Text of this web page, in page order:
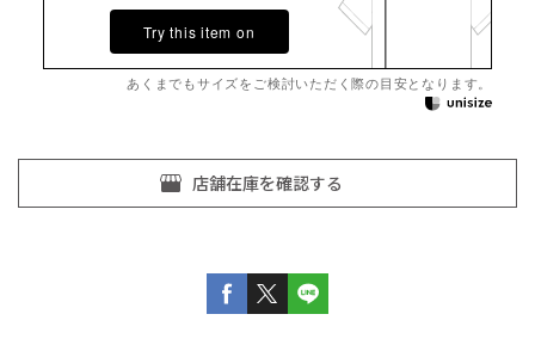
Try this item on
あくまでもサイズをご検討いただく際の目安となります。